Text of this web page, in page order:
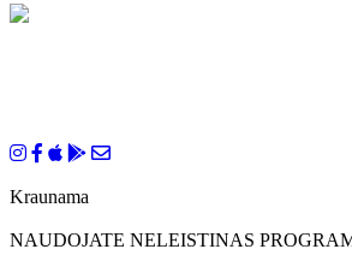
Kraunama
NAUDOJATE NELEISTINAS